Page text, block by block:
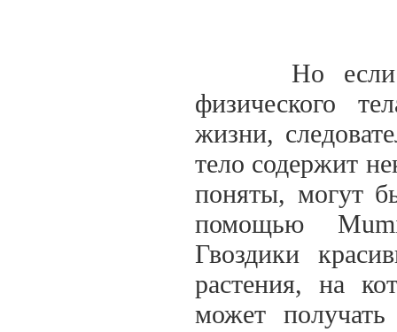
Но если
физического
жизни,
тело содержит
поняты, могут
помощью
Гвоздики
растения, на
может